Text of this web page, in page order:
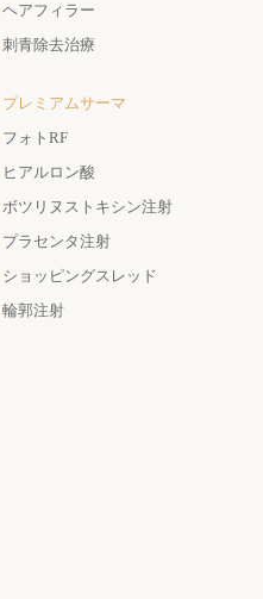
ヘアフィラー
刺青除去治療
プレミアムサーマ
フォトRF
ヒアルロン酸
ボツリヌストキシン注射
プラセンタ注射
ショッピングスレッド
輪郭注射